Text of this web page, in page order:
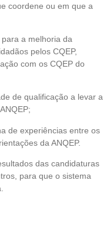
coordene ou em que a
a melhoria da
pelos CQEP,
com os CQEP do
de qualificação a levar a
de experiências entre os
da ANQEP.
das candidaturas
para que o sistema